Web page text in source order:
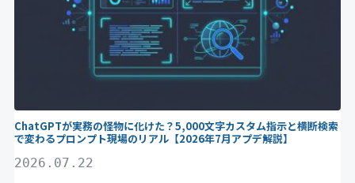
ChatGPTが実務の怪物に化けた？5,000文字カスタム指示と横断検索
で変わるプロンプト現場のリアル【2026年7月アプデ解説】
2026.07.22